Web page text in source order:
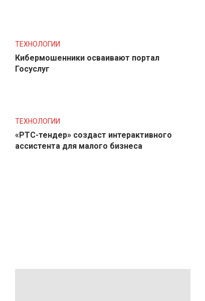
ТЕХНОЛОГИИ
Кибермошенники осваивают портал
Госуслуг
ТЕХНОЛОГИИ
«РТС-тендер» создаст интерактивного
ассистента для малого бизнеса